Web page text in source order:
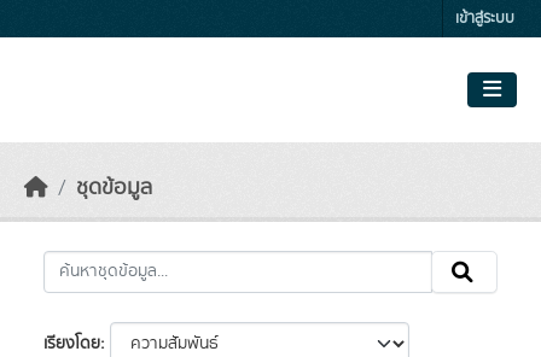
เข้าสู่ระบบ
ชุดข้อมูล
เรียงโดย